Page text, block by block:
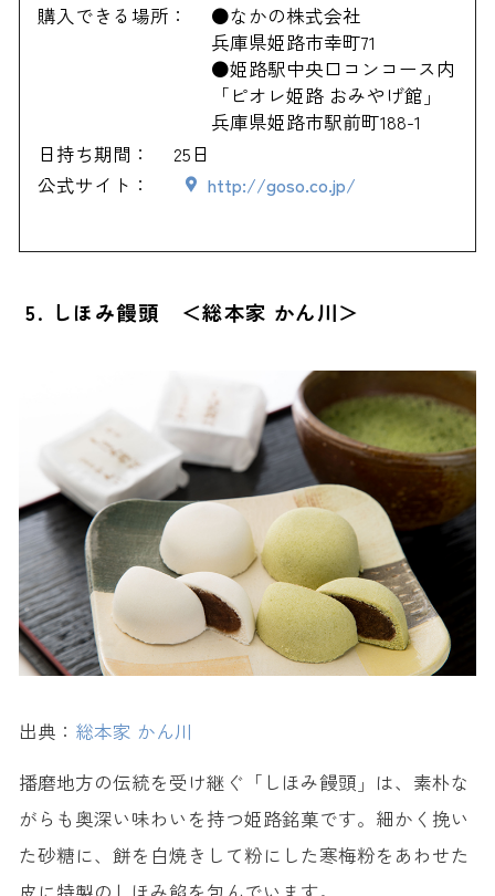
購入できる場所：
●なかの株式会社
兵庫県姫路市幸町71
●姫路駅中央口コンコース内
「ピオレ姫路 おみやげ館」
兵庫県姫路市駅前町188-1
日持ち期間：
25日
公式サイト：
http://goso.co.jp/
5. しほみ饅頭 ＜総本家 かん川＞
出典： 総本家 かん川
播磨地方の伝統を受け継ぐ「しほみ饅頭」は、素朴な
がらも奥深い味わいを持つ姫路銘菓です。細かく挽い
た砂糖に、餅を白焼きして粉にした寒梅粉をあわせた